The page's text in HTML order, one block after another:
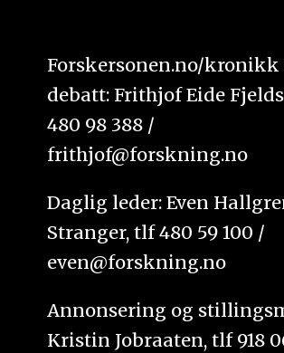
Forskersonen.no/kronikk
debatt: Frithjof Eide
480 98 388 /
frithjof@forskning.no
Daglig leder: Even
Stranger, tlf 480 59 100 /
even@forskning.no
Annonsering og
Kristin Jobraaten, tlf 918